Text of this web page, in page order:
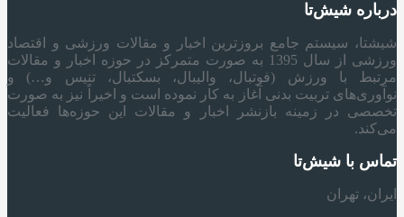
درباره شیش‌تا
شیشتا، سیستم جامع بروزترین اخبار و مقالات ورزشی و اقتصاد
ورزشی از سال 1395 به صورت متمرکز در حوزه اخبار و مقالات
مرتبط با ورزش (فوتبال، والیبال، بسکتبال، تنیس و…) و
نوآوری‌های تربیت بدنی آغاز به کار نموده است و اخیراً نیز به صورت
تخصصی در زمینه بازنشر اخبار و مقالات این حوزه‌ها فعالیت
می‌کند.
تماس با شیش‌تا
ایران، تهران